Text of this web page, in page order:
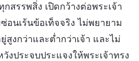
สรรพสิ่ง เปิดกว้างต่อพระเจ้า
อนเร้นข้อเท็จจริง ไม่พยายาม
สูงกว่าและต่ำกว่าเจ้า และไม่
วังประจบประแจงให้พระเจ้าทรง